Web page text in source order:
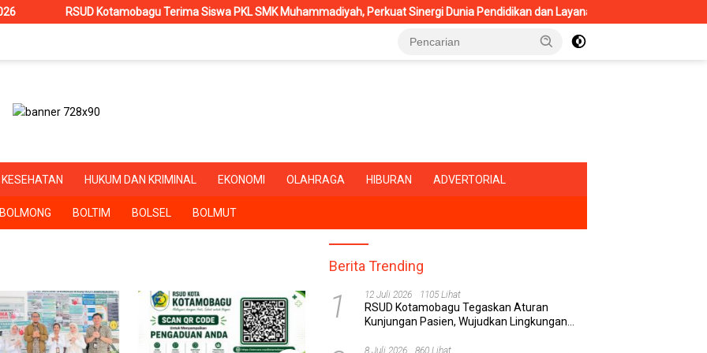
Kotamobagu Terima Siswa PKL SMK Muhammadiyah, Perkuat Sinergi Dunia Pendidikan dan Layanan Kesehatan
KESEHATAN HUKUM DAN KRIMINAL EKONOMI OLAHRAGA HIBURAN ADVERTORIAL
BOLMONG BOLTIM BOLSEL BOLMUT
Berita Trending
1 12 Juli 2026 1105 Lihat
RSUD Kotamobagu Tegaskan Aturan
Kunjungan Pasien, Wujudkan Lingkungan
Berkualitas